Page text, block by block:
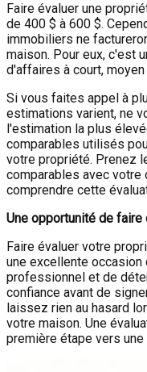
Faire évaluer une
de 400 $ à 600 $.
immobiliers ne
maison. Pour eux, c'est
d'affaires à court,
Si vous faites appel à
estimations varient, ne
l'estimation la plus
comparables utilisés
votre propriété. Prenez
comparables avec votre
comprendre cette
Une opportunité de faire
Faire évaluer votre
une excellente
professionnel et de
confiance avant de
laissez rien au hasard
votre maison. Une
première étape vers